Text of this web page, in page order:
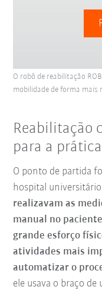
O robô de reabilitação
mobilidade de forma mais
Reabilitação
para a prática
O ponto de partida
hospital
realizavam as
manual no
grande esforço
atividades mais
automatizar o
ele usava o braço